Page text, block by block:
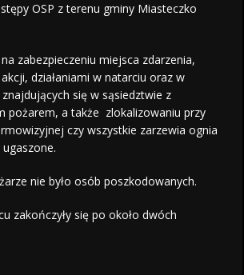
OSP z terenu gminy Miasteczko
na zabezpieczeniu miejsca zdarzenia,
działaniami w natarciu oraz w
się w sąsiedztwie z
pożarem, a także zlokalizowaniu przy
czy wszystkie zarzewia ognia
ugaszone.
nie było osób poszkodowanych.
zakończyły się po około dwóch